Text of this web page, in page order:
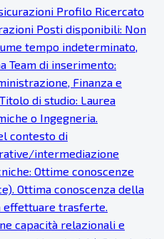
Profilo Ricercato
Posti disponibili: Non
tempo indeterminato,
Team di inserimento:
Finanza e
di studio: Laurea
o Ingegneria.
contesto di
intermediazione
Ottime conoscenze
Ottima conoscenza della
effettuare trasferte.
capacità relazionali e